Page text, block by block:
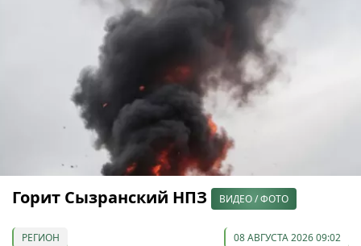
Горит Сызранский НПЗ ВИДЕО / ФОТО
РЕГИОН 08 АВГУСТА 2026 09:02